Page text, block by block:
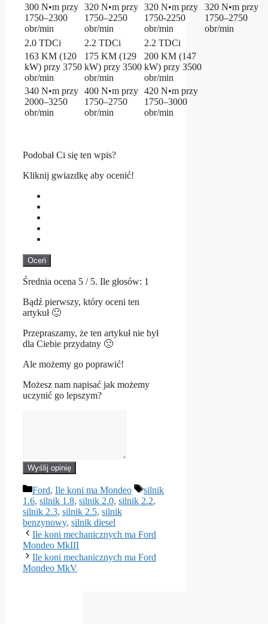
300 N•m przy
1750–2300
obr/min
320 N•m przy
1750–2250
obr/min
320 N•m przy
1750-2250
obr/min
320 N•m przy
1750–2750
obr/min
2.0 TDCi
2.2 TDCi
2.2 TDCi
163 KM (120
kW) przy 3750
obr/min
175 KM (129
kW) przy 3500
obr/min
200 KM (147
kW) przy 3500
obr/min
340 N•m przy
2000–3250
obr/min
400 N•m przy
1750–2750
obr/min
420 N•m przy
1750–3000
obr/min
Podobał Ci się ten wpis?
Kliknij gwiazdkę aby ocenić!
Oceń
Średnia ocena 5 / 5. Ile głosów: 1
Bądź pierwszy, który oceni ten
artykuł 🙂
Przepraszamy, że ten artykuł nie był
dla Ciebie przydatny 🙁
Ale możemy go poprawić!
Możesz nam napisać jak możemy
uczynić go lepszym?
Wyślij opinię
Kategorie
Ford, Ile koni ma Mondeo Tagi
silnik
1.6, silnik 1.8, silnik 2.0, silnik 2.2,
silnik 2.3, silnik 2.5, silnik
benzynowy, silnik diesel
Ile koni mechanicznych ma Ford
Mondeo MkIII
Ile koni mechanicznych ma Ford
Mondeo MkV